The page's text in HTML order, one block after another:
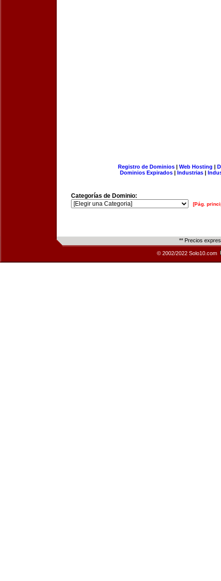
Registro de Dominios| Web Hosting |
Dominios Expirados | Industrias |
Categorías de Dominio:
[Pág.
** Precios
© 2002/2022 Solo10.com